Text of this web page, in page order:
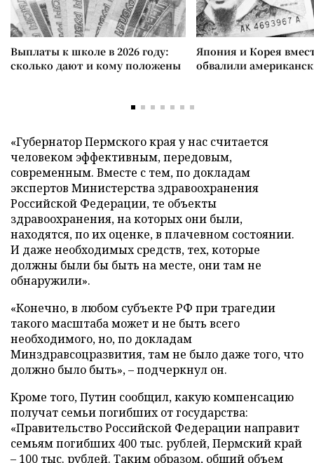
Выплаты к школе в 2026 году:
сколько дают и кому положены
Япония и Корея
обвалили
«Губернатор Пермского края у нас считается
человеком эффективным, передовым,
современным. Вместе с тем, по докладам
экспертов Министерства здравоохранения
Российской Федерации, те объекты
здравоохранения, на которых они были,
находятся, по их оценке, в плачевном состоянии.
И даже необходимых средств, тех, которые
должны были бы быть на месте, они там не
обнаружили».
«Конечно, в любом субъекте РФ при трагедии
такого масштаба может и не быть всего
необходимого, но, по докладам
Минздравсоцразвития, там не было даже того, что
должно было быть», – подчеркнул он.
Кроме того, Путин сообщил, какую компенсацию
получат семьи погибших от государства:
«Правительство Российской Федерации направит
семьям погибших 400 тыс. рублей, Пермский край
– 100 тыс. рублей. Таким образом, общий объем